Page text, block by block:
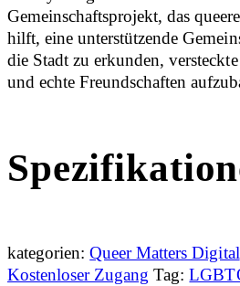
Gemeinschaftsprojekt, das
hilft, eine unterstützende
die Stadt zu erkunden,
und echte Freundschaften
kategorien: Queer Matters Digital
Kostenloser Zugang Tag: